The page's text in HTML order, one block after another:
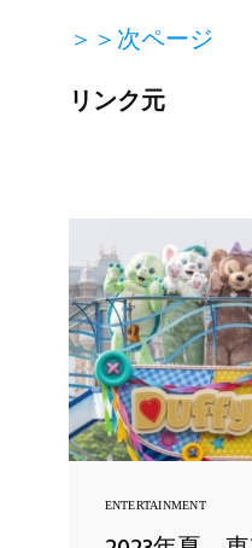
＞＞次ページ
リンク元
ENTERTAINMENT